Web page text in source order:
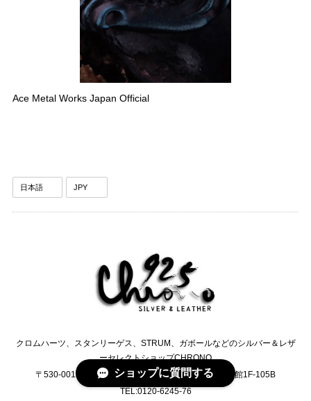
Ace Metal Works Japan Official
クロムハーツ、スタンリーゲス、STRUM、ガボールなどのシルバー＆レザ
ーセレクトショップCHRONO
〒530-0012 大阪府大阪市北区芝田2-2-13 日生ビル東館1F-105B
TEL:0120-6245-76
ショップに質問する